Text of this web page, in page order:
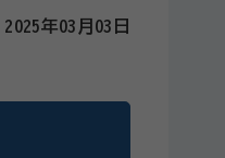
2025年03月03日